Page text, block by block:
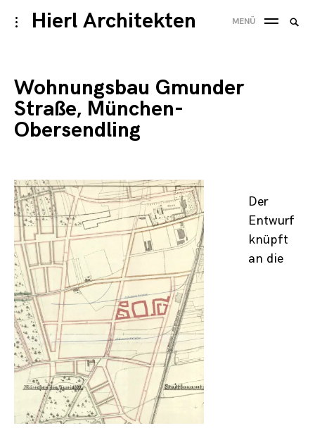
Skip
to
Hierl Architekten
toggle
MENÜ
Wohnungsbau Gmunder
Straße, München-
Obersendling
Der
Entwurf
knüpft
an die
Suche